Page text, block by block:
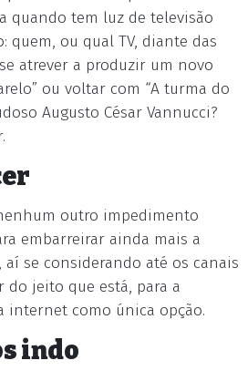
quando tem luz de televisão
quem, ou qual TV, diante das
atrever a produzir um novo
ou voltar com “A turma do
Augusto César Vannucci?
outro impedimento
embarreirar ainda mais a
se considerando até os canais
do jeito que está, para a
internet como única opção.
indo